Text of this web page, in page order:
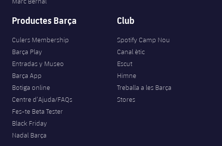
Productes Barça
Culers Membership
Barça Play
Entradas y Museo
Barça App
Botiga online
Centre d’Ajuda/FAQs
Fes-te Beta Tester
Black Friday
Nadal Barça
Club
Spotify Camp Nou
Canal ètic
Escut
Himne
Treballa a les Barça
Stores